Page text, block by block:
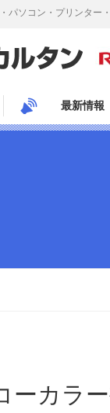
パソコン・プリンター
最新情報
ーカラ